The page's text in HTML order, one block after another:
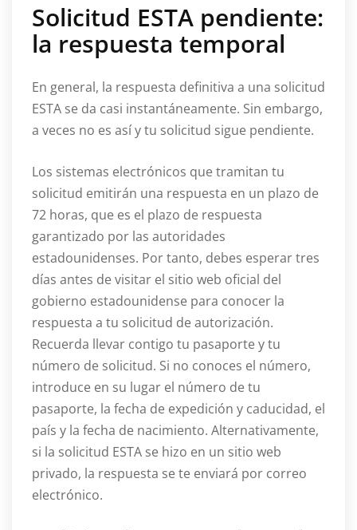
Solicitud ESTA pendiente:
la respuesta temporal
En general, la respuesta definitiva a una solicitud
ESTA se da casi instantáneamente. Sin embargo,
a veces no es así y tu solicitud sigue pendiente.
Los sistemas electrónicos que tramitan tu
solicitud emitirán una respuesta en un plazo de
72 horas, que es el plazo de respuesta
garantizado por las autoridades
estadounidenses. Por tanto, debes esperar tres
días antes de visitar el sitio web oficial del
gobierno estadounidense para conocer la
respuesta a tu solicitud de autorización.
Recuerda llevar contigo tu pasaporte y tu
número de solicitud. Si no conoces el número,
introduce en su lugar el número de tu
pasaporte, la fecha de expedición y caducidad, el
país y la fecha de nacimiento. Alternativamente,
si la solicitud ESTA se hizo en un sitio web
privado, la respuesta se te enviará por correo
electrónico.